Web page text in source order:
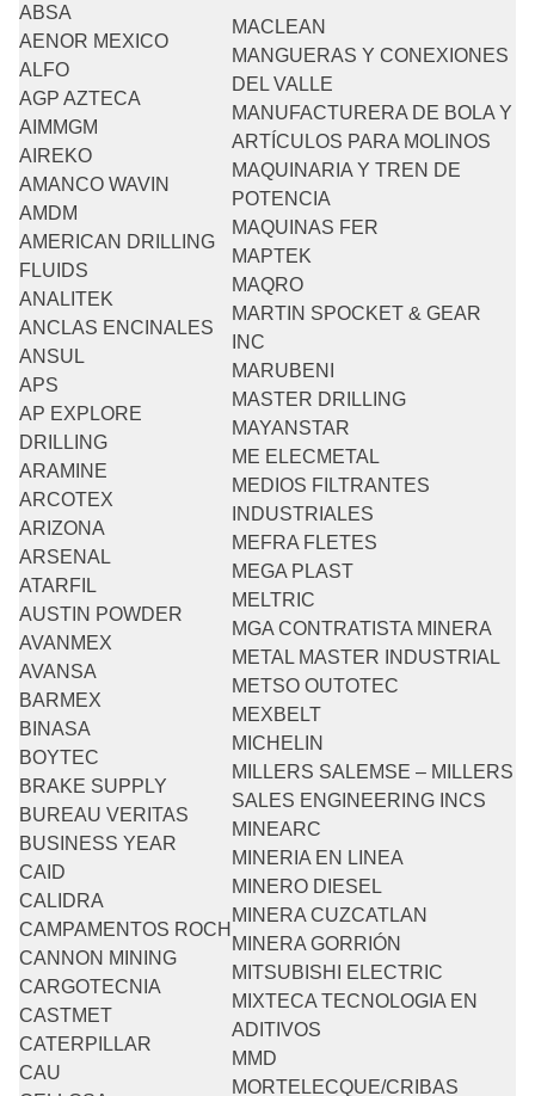
ABSA
AENOR MEXICO
ALFO
AGP AZTECA
AIMMGM
AIREKO
AMANCO WAVIN
AMDM
AMERICAN DRILLING
FLUIDS
ANALITEK
ANCLAS ENCINALES
ANSUL
APS
AP EXPLORE
DRILLING
ARAMINE
ARCOTEX
ARIZONA
ARSENAL
ATARFIL
AUSTIN POWDER
AVANMEX
AVANSA
BARMEX
BINASA
BOYTEC
BRAKE SUPPLY
BUREAU VERITAS
BUSINESS YEAR
CAID
CALIDRA
CAMPAMENTOS ROCH
CANNON MINING
CARGOTECNIA
CASTMET
CATERPILLAR
CAU
MACLEAN
MANGUERAS Y CONEXIONES
DEL VALLE
MANUFACTURERA DE BOLA Y
ARTÍCULOS PARA MOLINOS
MAQUINARIA Y TREN DE
POTENCIA
MAQUINAS FER
MAPTEK
MAQRO
MARTIN SPOCKET & GEAR
INC
MARUBENI
MASTER DRILLING
MAYANSTAR
ME ELECMETAL
MEDIOS FILTRANTES
INDUSTRIALES
MEFRA FLETES
MEGA PLAST
MELTRIC
MGA CONTRATISTA MINERA
METAL MASTER INDUSTRIAL
METSO OUTOTEC
MEXBELT
MICHELIN
MILLERS SALEMSE – MILLERS
SALES ENGINEERING INCS
MINEARC
MINERIA EN LINEA
MINERO DIESEL
MINERA CUZCATLAN
MINERA GORRIÓN
MITSUBISHI ELECTRIC
MIXTECA TECNOLOGIA EN
ADITIVOS
MMD
MORTELECQUE/CRIBAS